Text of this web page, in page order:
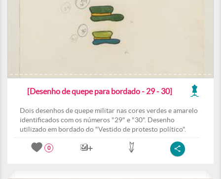
[Desenho de quepe para bordado - 29 - 30]
Dois desenhos de quepe militar nas cores verdes e amarelo
identificados com os números "29" e "30". Desenho
utilizado em bordado do "Vestido de protesto político".
0